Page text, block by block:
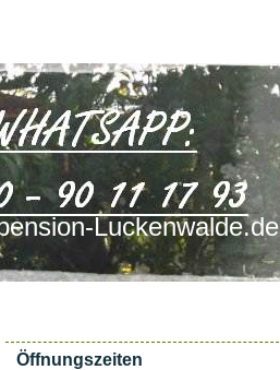
Luckenwalde.de
Öffnungszeiten